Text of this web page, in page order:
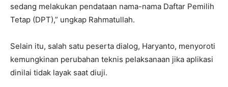
sedang melakukan pendataan nama-nama Daftar Pemilih
Tetap (DPT),” ungkap Rahmatullah.
Selain itu, salah satu peserta dialog, Haryanto, menyoroti
kemungkinan perubahan teknis pelaksanaan jika aplikasi
dinilai tidak layak saat diuji.